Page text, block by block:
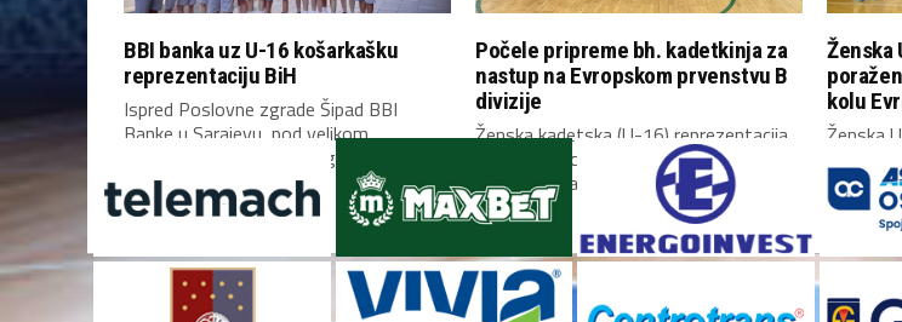
BBI banka uz U-16 košarkašku
reprezentaciju BiH
Ispred Poslovne zgrade Šipad BBI
Banke u Sarajevu, pod velikom
zastavom Bosne i Hercegovine,...
Počele pripreme bh. kadetkinja za
nastup na Evropskom prvenstvu B
divizije
Ženska kadetska (U-16) reprezentacija
Bosne i Hercegovine okupila se danas u
Mostaru i započela...
Ženska
kolu
Ženska
kolu